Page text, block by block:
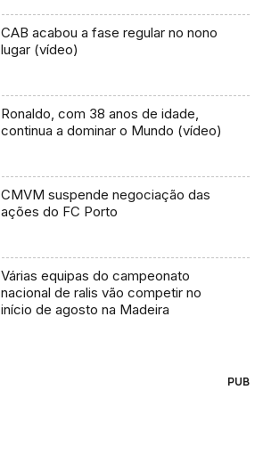
CAB acabou a fase regular no nono
lugar (vídeo)
Ronaldo, com 38 anos de idade,
continua a dominar o Mundo (vídeo)
CMVM suspende negociação das
ações do FC Porto
Várias equipas do campeonato
nacional de ralis vão competir no
início de agosto na Madeira
PUB